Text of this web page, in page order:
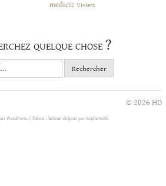
medicis Viviers
quelque chose ?
© 2026 HD
WordPress. Thème : helene-delprat par SophieWeb.